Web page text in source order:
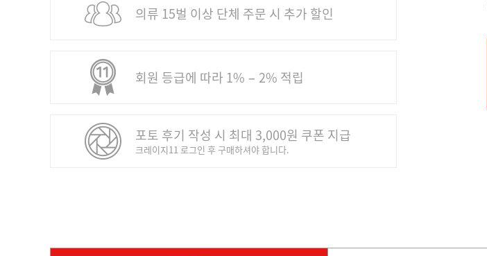
의류 15벌 이상 단체 주문 시 추가 할인
회원 등급에 따라 1% − 2% 적립
포토 후기 작성 시 최대 3,000원 쿠폰 지급
크레이지11 로그인 후 구매하셔야 합니다.